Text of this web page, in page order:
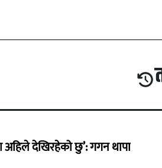
देखिरहेको छु’: गगन थापा